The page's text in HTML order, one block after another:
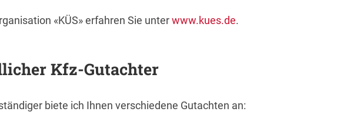
«KÜS» erfahren Sie unterwww.kues.de.
Kfz-Gutachter
biete ich Ihnen verschiedene Gutachten an: